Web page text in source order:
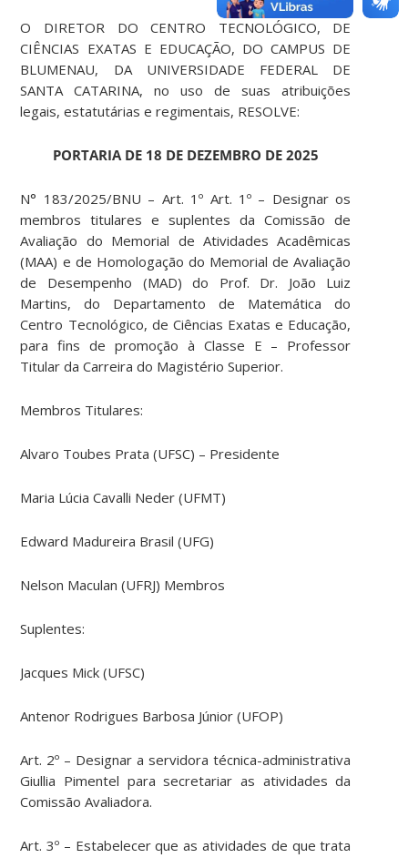
O DIRETOR DO CENTRO TECNOLÓGICO, DE
CIÊNCIAS EXATAS E EDUCAÇÃO, DO CAMPUS DE
BLUMENAU, DA UNIVERSIDADE FEDERAL DE
SANTA CATARINA, no uso de suas atribuições
legais, estatutárias e regimentais, RESOLVE:
PORTARIA DE 18 DE DEZEMBRO DE 2025
N° 183/2025/BNU – Art. 1º Art. 1º – Designar os
membros titulares e suplentes da Comissão de
Avaliação do Memorial de Atividades Acadêmicas
(MAA) e de Homologação do Memorial de Avaliação
de Desempenho (MAD) do Prof. Dr. João Luiz
Martins, do Departamento de Matemática do
Centro Tecnológico, de Ciências Exatas e Educação,
para fins de promoção à Classe E – Professor
Titular da Carreira do Magistério Superior.
Membros Titulares:
Alvaro Toubes Prata (UFSC) – Presidente
Maria Lúcia Cavalli Neder (UFMT)
Edward Madureira Brasil (UFG)
Nelson Maculan (UFRJ) Membros
Suplentes:
Jacques Mick (UFSC)
Antenor Rodrigues Barbosa Júnior (UFOP)
Art. 2º – Designar a servidora técnica-administrativa
Giullia Pimentel para secretariar as atividades da
Comissão Avaliadora.
Art. 3º – Estabelecer que as atividades de que trata